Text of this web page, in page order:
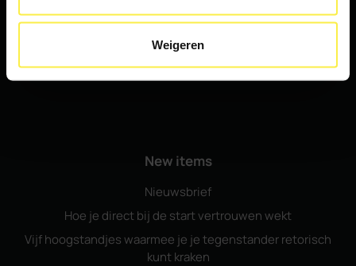
Weigeren
New items
Nieuwsbrief
Hoe je direct bij de start vertrouwen wekt
Vijf hoogstandjes waarmee je je tegenstander retorisch
kunt kraken